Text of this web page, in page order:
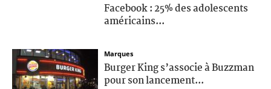
Facebook : 25% des adolescents
américains...
Marques
Burger King s’associe à Buzzman
pour son lancement...